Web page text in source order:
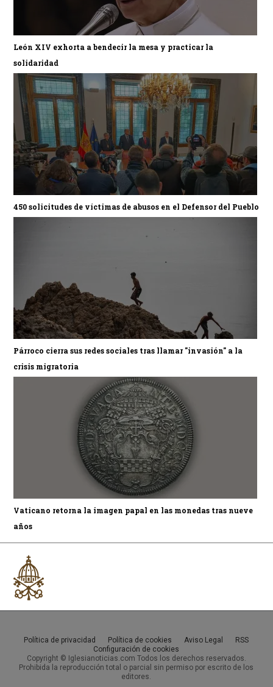
León XIV exhorta a bendecir la mesa y practicar la
solidaridad
450 solicitudes de víctimas de abusos en el Defensor del Pueblo
Párroco cierra sus redes sociales tras llamar "invasión" a la
crisis migratoria
Vaticano retorna la imagen papal en las monedas tras nueve
años
Política de privacidad Política de cookies Aviso Legal
RSS
Configuración de cookies
Copyright © Iglesianoticias.com Todos los derechos reservados.
Prohibida la reproducción total o parcial sin permiso por escrito de los
editores.